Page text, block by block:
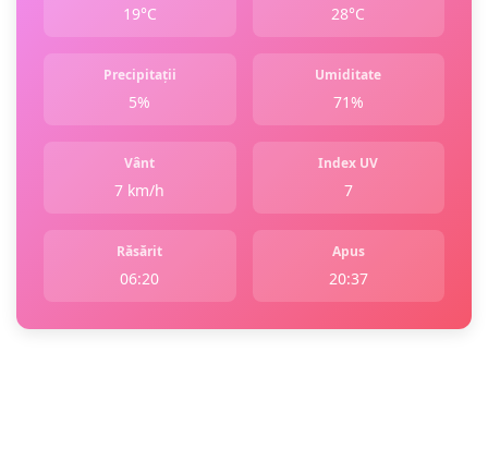
19°C 28°C
Precipitații
5%
Umiditate
71%
Vânt
7 km/h
Index UV
7
Răsărit
06:20
Apus
20:37